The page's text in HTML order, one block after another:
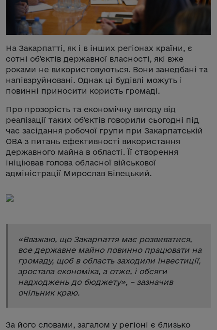
На Закарпатті, як і в інших регіонах країни, є
сотні об’єктів державної власності, які вже
роками не використовуються. Вони занедбані та
напівзруйновані. Однак ці будівлі можуть і
повинні приносити користь громаді.
Про прозорість та економічну вигоду від
реалізації таких об’єктів говорили сьогодні під
час засідання робочої групи при Закарпатській
ОВА з питань ефективності використання
державного майна в області. Її створення
ініціював голова обласної військової
адміністрації Мирослав Білецький.
«Вважаю, що Закарпаття має розвиватися,
все державне майно повинно працювати на
громаду, щоб в область заходили інвестиції,
зростала економіка, а отже, і обсяги
надходжень до бюджету», – зазначив
очільник краю.
За його словами, загалом у регіоні є близько